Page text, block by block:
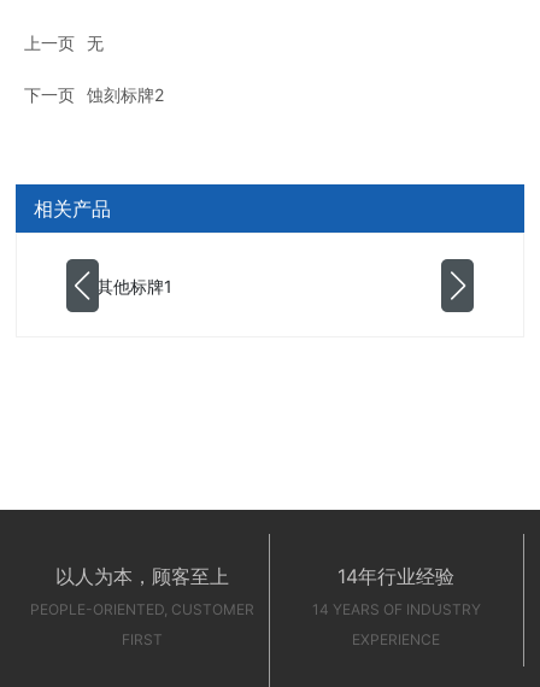
上一页 无
下一页 蚀刻标牌2
相关产品
以人为本，顾客至上
PEOPLE-ORIENTED, CUSTOMER
FIRST
14年行业经验
14 YEARS OF INDUSTRY
EXPERIENCE